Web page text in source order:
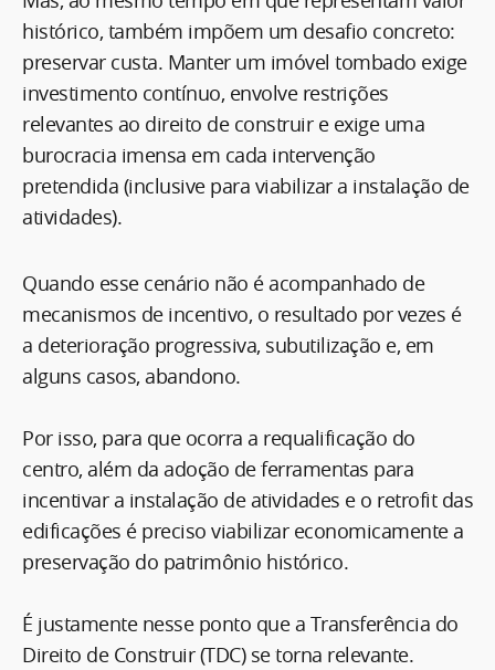
histórico, também impõem um desafio concreto:
preservar custa. Manter um imóvel tombado exige
investimento contínuo, envolve restrições
relevantes ao direito de construir e exige uma
burocracia imensa em cada intervenção
pretendida (inclusive para viabilizar a instalação de
atividades).
Quando esse cenário não é acompanhado de
mecanismos de incentivo, o resultado por vezes é
a deterioração progressiva, subutilização e, em
alguns casos, abandono.
Por isso, para que ocorra a requalificação do
centro, além da adoção de ferramentas para
incentivar a instalação de atividades e o retrofit das
edificações é preciso viabilizar economicamente a
preservação do patrimônio histórico.
É justamente nesse ponto que a Transferência do
Direito de Construir (TDC) se torna relevante.